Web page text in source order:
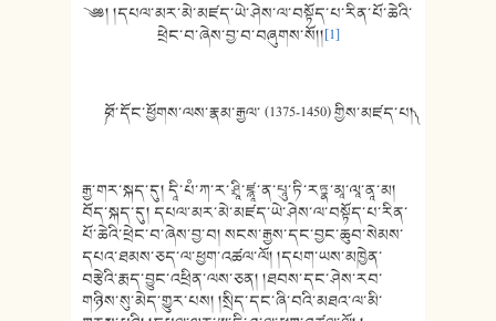
༄༅། །དཔལ་མར་མེ་མཛད་ཡེ་ཤེས་ལ་བསྟོད་པ་རིན་པོ་ཆེའི་
ཕྲེང་བ་ཞེས་བྱ་བ་བཞུགས་སོ།།[1]
༼བོ་དོང་ཕྱོགས་ལས་རྣམ་རྒྱལ་ (1375-1450) གྱིས་མཛད་པ།༽
རྒྱ་གར་སྐད་དུ། དཱི་པཾ་ཀ་ར་ཤྲཱི་ཛྙཱ་ན་པཱུ་ཏི་རཏྣ་མཱ་ལཱ་ནཱ་མ།
བོད་སྐད་དུ། དཔལ་མར་མེ་མཛད་ཡེ་ཤེས་ལ་བསྟོད་པ་རིན་
པོ་ཆེའི་ཕྲེང་བ་ཞེས་བྱ་བ། སངས་རྒྱས་དང་བྱང་ཆུབ་སེམས་
དཔའ་ཐམས་ཅད་ལ་ཕྱག་འཚལ་ལོ། །དཔག་ཡས་མཁྱེན་
བརྩེའི་རྨད་བྱུང་འཕྲིན་ལས་ཅན། །ཐབས་དང་ཤེས་རབ་
གཉིས་སུ་མེད་གྱུར་པས། །སྲིད་དང་ཞི་བའི་མཐའ་ལ་མི་